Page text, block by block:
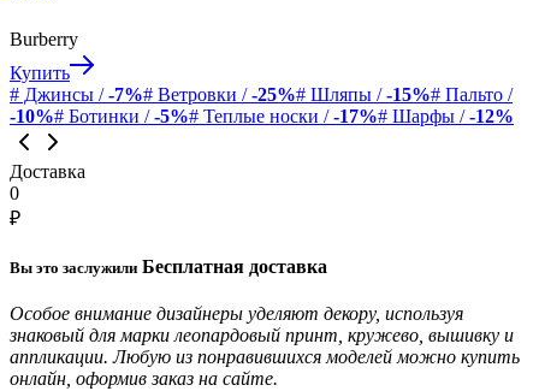
Burberry
Купить
# Джинсы /-7%# Ветровки /-25%# Шляпы /-15%# Пальто /
-10%# Ботинки /-5%# Теплые носки /-17%# Шарфы /-12%
Доставка
0
₽
Вы это заслужили Бесплатная доставка
Особое внимание дизайнеры уделяют декору, используя
знаковый для марки леопардовый принт, кружево, вышивку и
аппликации. Любую из понравившихся моделей можно купить
онлайн, оформив заказ на сайте.